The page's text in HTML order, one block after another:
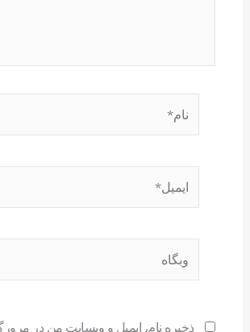
ذخیره نام، ایمیل و وبسایت من در